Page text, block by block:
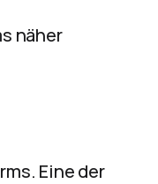
näher
Eine der